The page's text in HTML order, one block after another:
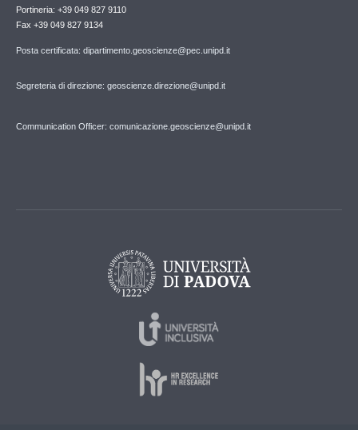
Portineria: +39 049 827 9110
Fax +39 049 827 9134
Posta certificata: dipartimento.geoscienze@pec.unipd.it
Segreteria di direzione: geoscienze.direzione@unipd.it
Communication Officer: comunicazione.geoscienze@unipd.it